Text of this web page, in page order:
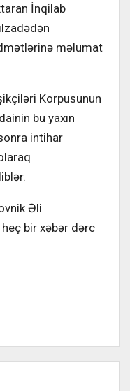
İnqilab
məlumat
Korpusunun
bu yaxın
intihar
Əli
bir xəbər dərc